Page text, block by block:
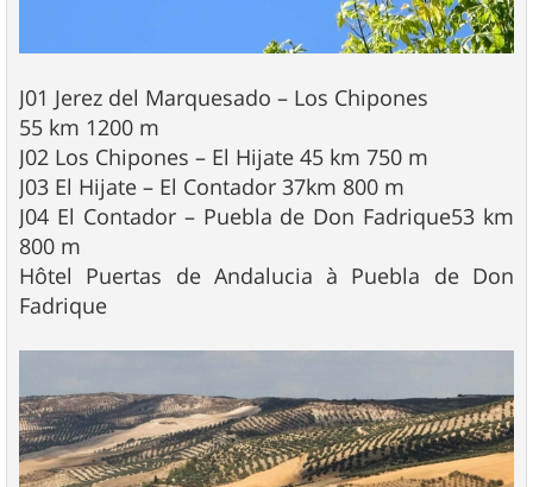
J01 Jerez del Marquesado – Los Chipones
55 km 1200 m
J02 Los Chipones – El Hijate 45 km 750 m
J03 El Hijate – El Contador 37km 800 m
J04 El Contador – Puebla de Don Fadrique53 km
800 m
Hôtel Puertas de Andalucia à Puebla de Don
Fadrique